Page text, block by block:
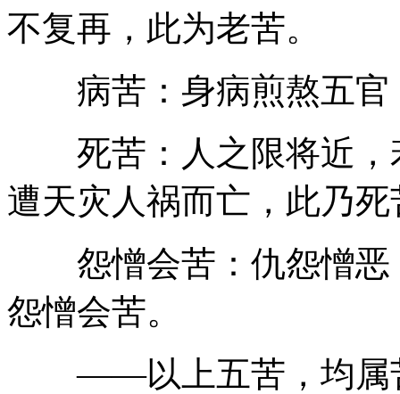
不复再，此为老苦。
病苦：身病煎熬五官
死苦：人之限将近，
遭天灾人祸而亡，此乃死
怨憎会苦：仇怨憎恶
怨憎会苦。
——以上五苦，均属苦